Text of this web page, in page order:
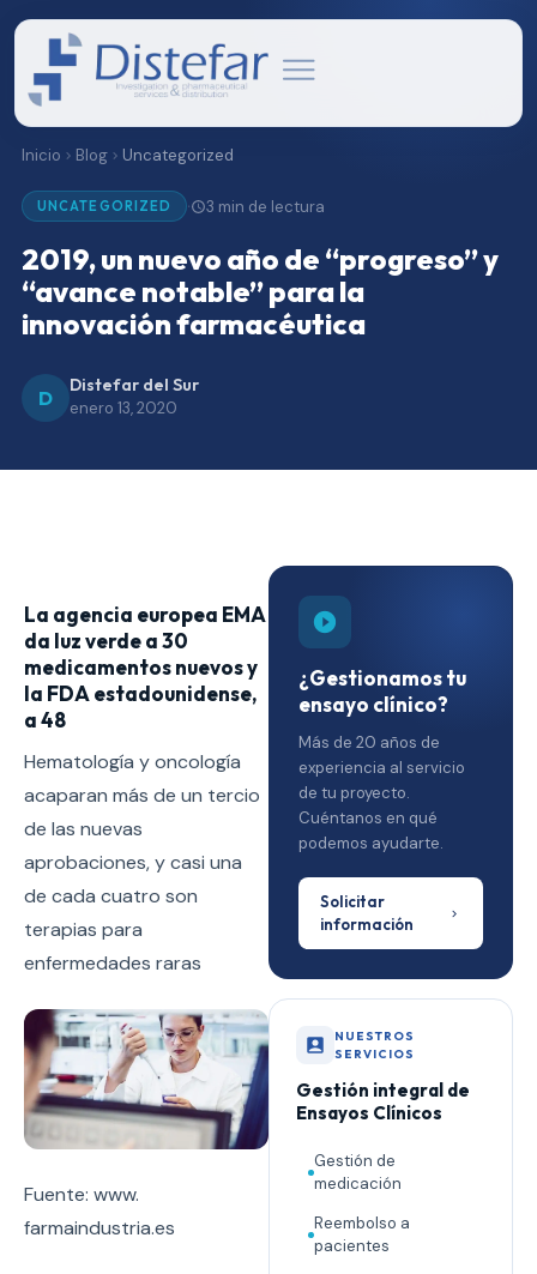
Inicio Blog Uncategorized
UNCATEGORIZED · 3 min de lectura
2019, un nuevo año de “progreso” y
“avance notable” para la
innovación farmacéutica
D
Distefar del Sur
enero 13, 2020
La agencia europea EMA
da luz verde a 30
medicamentos nuevos y
la FDA estadounidense,
a 48
Hematología y oncología
acaparan más de un tercio
de las nuevas
aprobaciones, y casi una
de cada cuatro son
terapias para
enfermedades raras
Fuente: www.
farmaindustria.es
¿Gestionamos tu
ensayo clínico?
Más de 20 años de
experiencia al servicio
de tu proyecto.
Cuéntanos en qué
podemos ayudarte.
Solicitar
información
NUESTROS
SERVICIOS
Gestión integral de
Ensayos Clínicos
Gestión de
medicación
Reembolso a
pacientes